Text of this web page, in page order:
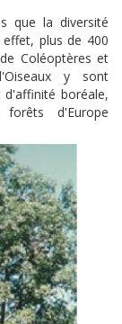
que la diversité
plus de 400
Coléoptères et
y sont
boréale,
d'Europe